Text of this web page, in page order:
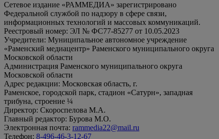
Сетевое издание «РАММЕДИА» зарегистрировано
Федеральной службой по надзору в сфере связи,
информационных технологий и массовых коммуникаций.
Реестровый номер: ЭЛ № ФС77-85277 от 10.05.2023
Учредители: Муниципальное автономное учреждение
«Раменский медиацентр» Раменского муниципального округа
Московской области
Администрация Раменского муниципального округа
Московской области
Адрес редакции: Московская область, г.
Раменское, городской парк, стадион «Сатурн», западная
трибуна, строение ¼
Директор: Скороспелова М.А.
Главный редактор: Бурова М.О.
Электронная почта: rammedia22@mail.ru
Телефон: 8-496-46-3-12-67